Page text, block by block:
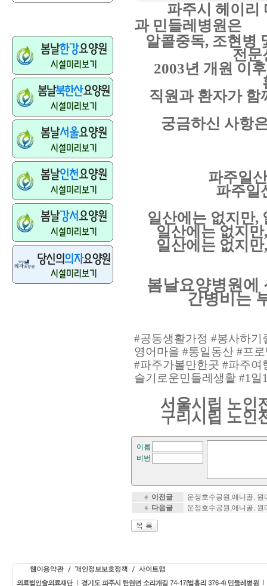
파주시 헤이리
과 민들레병원은
알콜중독, 조현병
전문
2003년 개원 이
직원과 환자가 함
궁금하신 사항
파주일
파주일
일산에는 없지만,
일산에는 없지만
일산에는 없지만
봄날요양병원에
간병비는
#공동생활가정 #봉사하기
영어마을 #통일동산 #프
#파주가볼만한곳 #파주여
슬기로운민들레생활 #1 일
서울시립 노인
구리시립 노인
이름
비번
이전글
운정호수공원,애니골,
다음글
운정호수공원,애니골,